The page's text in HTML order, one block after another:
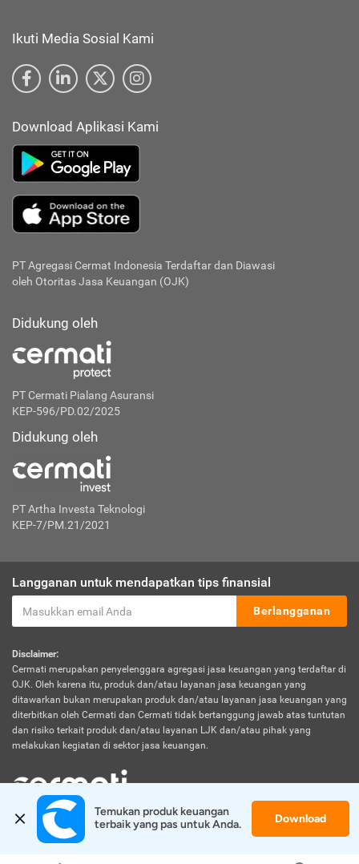
Ikuti Media Sosial Kami
Download Aplikasi Kami
PT Agregasi Cermat Indonesia Terdaftar dan Diawasi
oleh Otoritas Jasa Keuangan (OJK)
Didukung oleh
PT Cermati Pialang Asuransi
KEP-596/PD.02/2025
Didukung oleh
PT Artha Investa Teknologi
KEP-7/PM.21/2021
Langganan untuk mendapatkan tips finansial
Berlangganan
Disclaimer:
Cermati merupakan penyelenggara agregasi jasa keuangan yang terdaftar di
OJK. Oleh karena itu, produk dan/atau layanan jasa keuangan yang
ditawarkan bukan merupakan produk dan/atau layanan jasa keuangan yang
diterbitkan oleh Cermati dan Cermati tidak bertanggung jawab atas tuntutan
dan risiko terkait produk dan/atau layanan LJK dan/atau pihak yang
melakukan kegiatan di sektor jasa keuangan.
© 2026 Cermati. All Rights Reserved.
Temukan produk keuangan
terbaik yang pas untuk Anda.
Download